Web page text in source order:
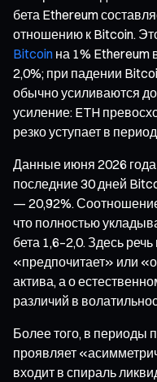
бета Ethereum
отношению к Bitcoin.
Bitcoin на 1% Ethereum
2,0%; при падении
обычно усиливаются
усиление: ETH
резко уступает в
Данные июня 2026 года
последние 30 дней
— 20,92%.
что полностью
бета 1,6–2,0. Здесь
«предпочитает» или
актива, а о
различий в
Более того, в периоды
проявляет
входит в спираль